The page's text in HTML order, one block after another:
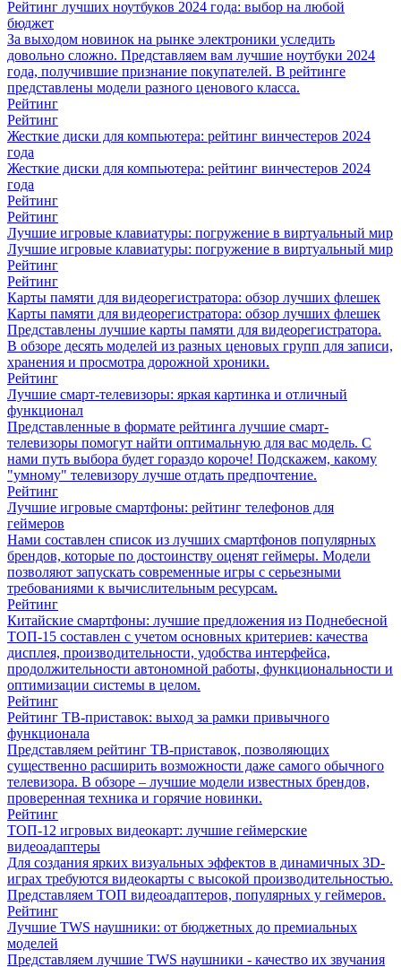
Рейтинг лучших ноутбуков 2024 года: выбор на любой
бюджет
За выходом новинок на рынке электроники уследить
довольно сложно. Представляем вам лучшие ноутбуки 2024
года, получившие признание покупателей. В рейтинге
представлены модели разного ценового класса.
Рейтинг
Рейтинг
Жесткие диски для компьютера: рейтинг винчестеров 2024
года
Жесткие диски для компьютера: рейтинг винчестеров 2024
года
Рейтинг
Рейтинг
Лучшие игровые клавиатуры: погружение в виртуальный мир
Лучшие игровые клавиатуры: погружение в виртуальный мир
Рейтинг
Рейтинг
Карты памяти для видеорегистратора: обзор лучших флешек
Карты памяти для видеорегистратора: обзор лучших флешек
Представлены лучшие карты памяти для видеорегистратора.
В обзоре десять моделей из разных ценовых групп для записи,
хранения и просмотра дорожной хроники.
Рейтинг
Лучшие смарт-телевизоры: яркая картинка и отличный
функционал
Представленные в формате рейтинга лучшие смарт-
телевизоры помогут найти оптимальную для вас модель. С
нами путь выбора будет гораздо короче! Подскажем, какому
"умному" телевизору лучше отдать предпочтение.
Рейтинг
Лучшие игровые смартфоны: рейтинг телефонов для
геймеров
Нами составлен список из лучших смартфонов популярных
брендов, которые по достоинству оценят геймеры. Модели
позволяют запускать современные игры с серьезными
требованиями к вычислительным ресурсам.
Рейтинг
Китайские смартфоны: лучшие предложения из Поднебесной
ТОП-15 составлен с учетом основных критериев: качества
дисплея, производительности, удобства интерфейса,
продолжительности автономной работы, функциональности и
оптимизации системы в целом.
Рейтинг
Рейтинг ТВ-приставок: выход за рамки привычного
функционала
Представляем рейтинг ТВ-приставок, позволяющих
существенно расширить возможности даже самого обычного
телевизора. В обзоре – лучшие модели известных брендов,
проверенная техника и горячие новинки.
Рейтинг
ТОП-12 игровых видеокарт: лучшие геймерские
видеоадаптеры
Для создания ярких визуальных эффектов в динамичных 3D-
играх требуются видеокарты с высокой производительностью.
Представляем ТОП видеоадаптеров, популярных у геймеров.
Рейтинг
Лучшие TWS наушники: от бюджетных до премиальных
моделей
Представляем лучшие TWS наушники - качество их звучания